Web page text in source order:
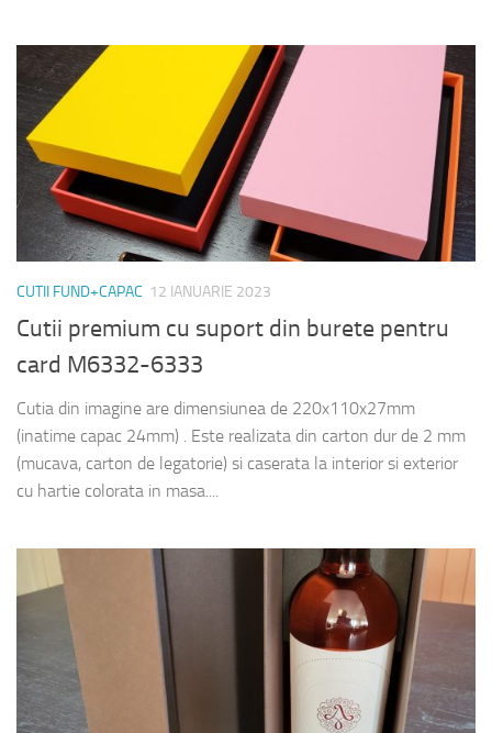
CUTII FUND+CAPAC 12 IANUARIE 2023
Cutii premium cu suport din burete pentru
card M6332-6333
Cutia din imagine are dimensiunea de 220x110x27mm
(inatime capac 24mm) . Este realizata din carton dur de 2 mm
(mucava, carton de legatorie) si caserata la interior si exterior
cu hartie colorata in masa....